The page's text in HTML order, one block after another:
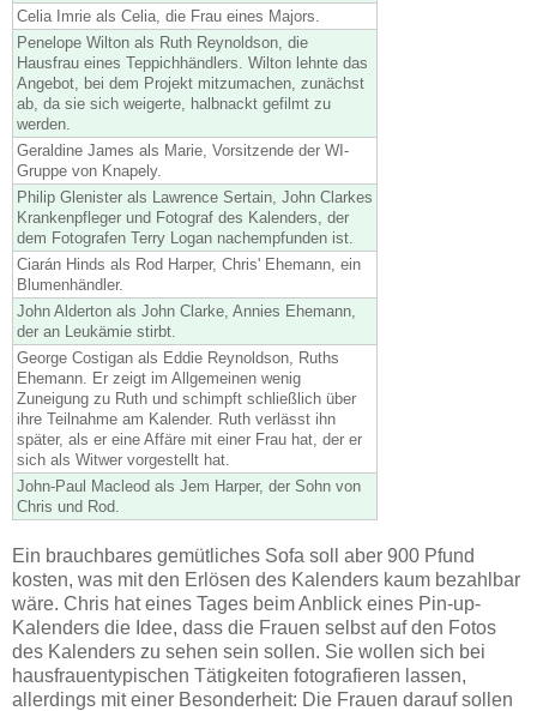
Celia Imrie als Celia, die Frau eines Majors.
Penelope Wilton als Ruth Reynoldson, die
Hausfrau eines Teppichhändlers. Wilton lehnte das
Angebot, bei dem Projekt mitzumachen, zunächst
ab, da sie sich weigerte, halbnackt gefilmt zu
werden.
Geraldine James als Marie, Vorsitzende der WI-
Gruppe von Knapely.
Philip Glenister als Lawrence Sertain, John Clarkes
Krankenpfleger und Fotograf des Kalenders, der
dem Fotografen Terry Logan nachempfunden ist.
Ciarán Hinds als Rod Harper, Chris' Ehemann, ein
Blumenhändler.
John Alderton als John Clarke, Annies Ehemann,
der an Leukämie stirbt.
George Costigan als Eddie Reynoldson, Ruths
Ehemann. Er zeigt im Allgemeinen wenig
Zuneigung zu Ruth und schimpft schließlich über
ihre Teilnahme am Kalender. Ruth verlässt ihn
später, als er eine Affäre mit einer Frau hat, der er
sich als Witwer vorgestellt hat.
John-Paul Macleod als Jem Harper, der Sohn von
Chris und Rod.
Ein brauchbares gemütliches Sofa soll aber 900 Pfund
kosten, was mit den Erlösen des Kalenders kaum bezahlbar
wäre. Chris hat eines Tages beim Anblick eines Pin-up-
Kalenders die Idee, dass die Frauen selbst auf den Fotos
des Kalenders zu sehen sein sollen. Sie wollen sich bei
hausfrauentypischen Tätigkeiten fotografieren lassen,
allerdings mit einer Besonderheit: Die Frauen darauf sollen